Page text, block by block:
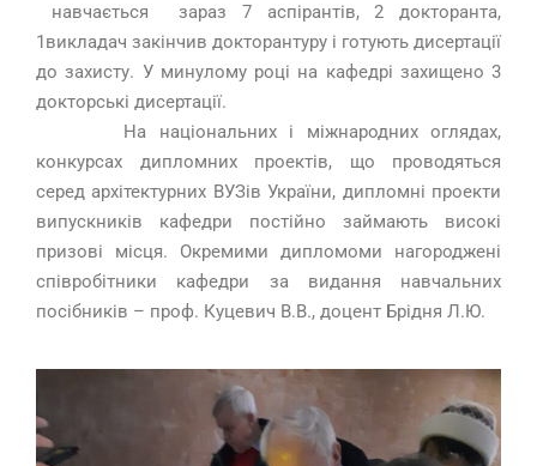
навчається зараз 7 аспірантів, 2 докторанта,
1викладач закінчив докторантуру і готують дисертації
до захисту. У минулому році на кафедрі захищено 3
докторські дисертації.
На національних і міжнародних оглядах,
конкурсах дипломних проектів, що проводяться
серед архітектурних ВУЗів України, дипломні проекти
випускників кафедри постійно займають високі
призові місця. Окремими дипломоми нагороджені
співробітники кафедри за видання навчальних
посібників – проф. Куцевич В.В., доцент Брідня Л.Ю.